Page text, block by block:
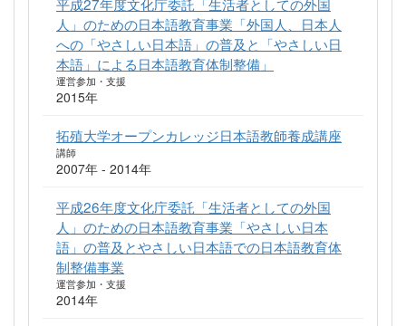
人」のための日本語教育事業「外国人、日本人
への「やさしい日本語」の普及と「やさしい日
本語」による日本語教育体制整備」
運営参加・支援
2015年
拓殖大学オープンカレッジ日本語教師養成講座
講師
2007年 - 2014年
平成26年度文化庁委託「生活者としての外国
人」のための日本語教育事業「やさしい日本
語」の普及とやさしい日本語での日本語教育体
制整備事業
運営参加・支援
2014年